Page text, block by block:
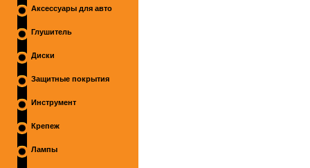
Аксессуары для авто
Глушитель
Диски
Защитные покрытия
Инструмент
Крепеж
Лампы